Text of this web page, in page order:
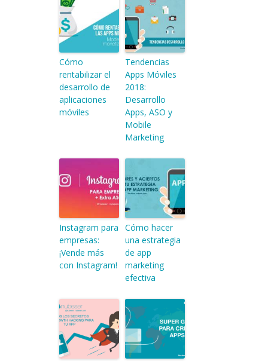
Cómo
rentabilizar el
desarrollo de
aplicaciones
móviles
Tendencias
Apps Móviles
2018:
Desarrollo
Apps, ASO y
Mobile
Marketing
Instagram para
empresas:
¡Vende más
con Instagram!
Cómo hacer
una estrategia
de app
marketing
efectiva